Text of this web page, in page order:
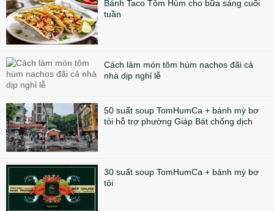
Bánh Taco Tôm Hùm cho bữa sáng cuối
tuần
Cách làm món tôm hùm nachos đãi cả
nhà dịp nghỉ lễ
50 suất soup TomHumCa + bánh mỳ bơ
tỏi hỗ trợ phường Giáp Bát chống dịch
30 suất soup TomHumCa + bánh mỳ bơ
tỏi